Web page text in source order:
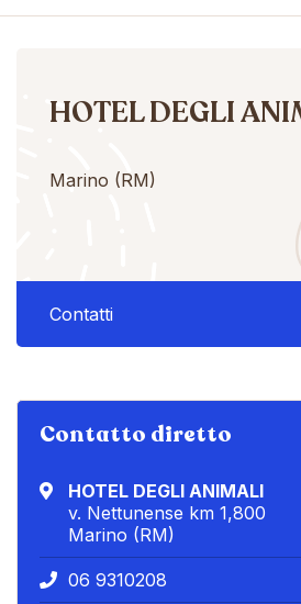
HOTEL DEGLI
Marino (RM)
Contatti
Contatto diretto
HOTEL DEGLI ANIMALI
v. Nettunense km 1,800
Marino (RM)
06 9310208